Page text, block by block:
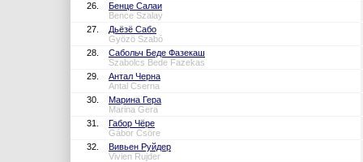
26.
Бенце Салаи
Bence Szalay
27.
Дьёзё Сабо
Gyözö Szabó
28.
Сабольч Беде Фазекаш
Szabolcs Bede Fazekas
29.
Антал Черна
Antal Cserna
30.
Марина Гера
Marina Gera
31.
Габор Чёре
Gábor Csöre
32.
Вивьен Руйдер
Vivien Rujder